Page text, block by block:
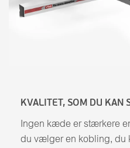
KVALITET, SOM DU KAN
Ingen kæde er stærkere
du vælger en kobling, du